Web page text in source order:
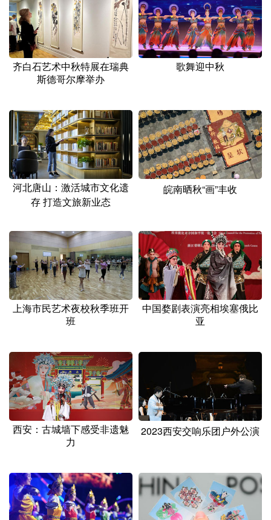
齐白石艺术中秋特展在瑞典
斯德哥尔摩举办
歌舞迎中秋
河北唐山：激活城市文化遗
存 打造文旅新业态
皖南晒秋“画”丰收
上海市民艺术夜校秋季班开
班
中国婺剧表演亮相埃塞俄比
亚
西安：古城墙下感受非遗魅
力
2023西安交响乐团户外公演